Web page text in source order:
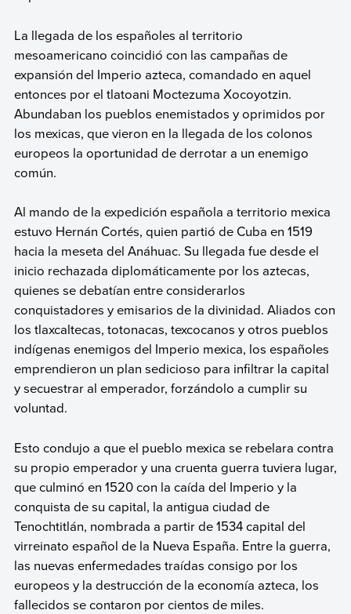
La llegada de los españoles al territorio
mesoamericano coincidió con las campañas de
expansión del Imperio azteca, comandado en aquel
entonces por el tlatoani Moctezuma Xocoyotzin.
Abundaban los pueblos enemistados y oprimidos por
los mexicas, que vieron en la llegada de los colonos
europeos la oportunidad de derrotar a un enemigo
común.
Al mando de la expedición española a territorio mexica
estuvo Hernán Cortés, quien partió de Cuba en 1519
hacia la meseta del Anáhuac. Su llegada fue desde el
inicio rechazada diplomáticamente por los aztecas,
quienes se debatían entre considerarlos
conquistadores y emisarios de la divinidad. Aliados con
los tlaxcaltecas, totonacas, texcocanos y otros pueblos
indígenas enemigos del Imperio mexica, los españoles
emprendieron un plan sedicioso para infiltrar la capital
y secuestrar al emperador, forzándolo a cumplir su
voluntad.
Esto condujo a que el pueblo mexica se rebelara contra
su propio emperador y una cruenta guerra tuviera lugar,
que culminó en 1520 con la caída del Imperio y la
conquista de su capital, la antigua ciudad de
Tenochtitlán, nombrada a partir de 1534 capital del
virreinato español de la Nueva España. Entre la guerra,
las nuevas enfermedades traídas consigo por los
europeos y la destrucción de la economía azteca, los
fallecidos se contaron por cientos de miles.